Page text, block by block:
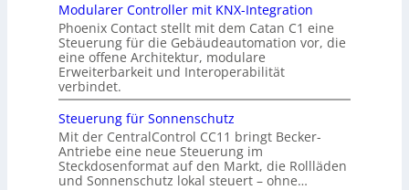
Modularer Controller mit KNX-Integration
Phoenix Contact stellt mit dem Catan C1 eine
Steuerung für die Gebäudeautomation vor, die
eine offene Architektur, modulare
Erweiterbarkeit und Interoperabilität
verbindet.
Steuerung für Sonnenschutz
Mit der CentralControl CC11 bringt Becker-
Antriebe eine neue Steuerung im
Steckdosenformat auf den Markt, die Rollläden
und Sonnenschutz lokal steuert – ohne…